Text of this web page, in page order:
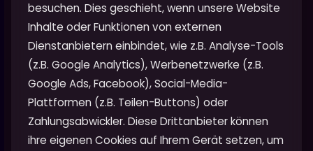
besuchen. Dies geschieht, wenn unsere Website
Inhalte oder Funktionen von externen
Dienstanbietern einbindet, wie z.B. Analyse-Tools
(z.B. Google Analytics), Werbenetzwerke (z.B.
Google Ads, Facebook), Social-Media-
Plattformen (z.B. Teilen-Buttons) oder
Zahlungsabwickler. Diese Drittanbieter können
ihre eigenen Cookies auf Ihrem Gerät setzen, um